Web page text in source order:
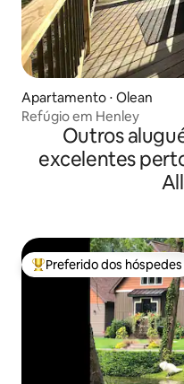
Apartamento ⋅ Olean
Refúgio em Henley
Outros
excelentes
Entre os melhores
Preferido dos hóspedes